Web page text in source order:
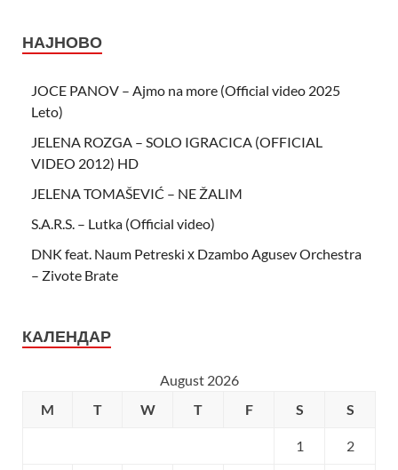
НАЈНОВО
JOCE PANOV – Ajmo na more (Official video 2025
Leto)
JELENA ROZGA – SOLO IGRACICA (OFFICIAL
VIDEO 2012) HD
JELENA TOMAŠEVIĆ – NE ŽALIM
S.A.R.S. – Lutka (Official video)
DNK feat. Naum Petreski х Dzambo Agusev Orchestra
– Zivote Brate
КАЛЕНДАР
August 2026
M
T W T F S S
1 2